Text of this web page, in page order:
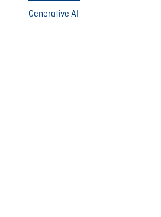
Generative AI